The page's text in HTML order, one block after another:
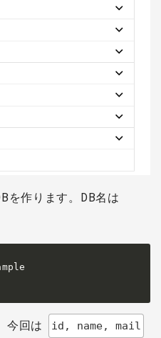
作ります。DB名は
今回は id, name, mail